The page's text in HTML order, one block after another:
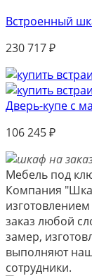
Встроенный
230 717₽
Дверь-купе с
106 245₽
Мебель под
Компания
заказ любой
замер,
выполняют
сотрудники.